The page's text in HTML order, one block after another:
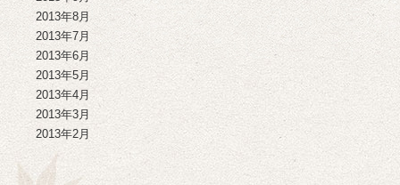
2013年8月
2013年7月
2013年6月
2013年5月
2013年4月
2013年3月
2013年2月